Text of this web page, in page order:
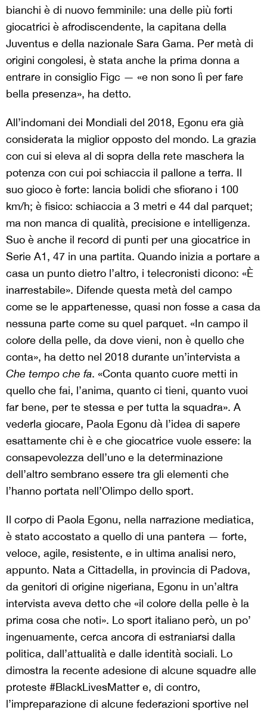
bianchi è di nuovo femminile: una delle più forti
giocatrici è afrodiscendente, la capitana della
Juventus e della nazionale Sara Gama. Per metà di
origini congolesi, è stata anche la prima donna a
entrare in consiglio Figc — «e non sono lì per fare
bella presenza», ha detto.
All’indomani dei Mondiali del 2018, Egonu era già
considerata la miglior opposto del mondo. La grazia
con cui si eleva al di sopra della rete maschera la
potenza con cui poi schiaccia il pallone a terra. Il
suo gioco è forte: lancia bolidi che sfiorano i 100
km/h; è fisico: schiaccia a 3 metri e 44 dal parquet;
ma non manca di qualità, precisione e intelligenza.
Suo è anche il record di punti per una giocatrice in
Serie A1, 47 in una partita. Quando inizia a portare a
casa un punto dietro l’altro, i telecronisti dicono: «È
inarrestabile». Difende questa metà del campo
come se le appartenesse, quasi non fosse a casa da
nessuna parte come su quel parquet. «In campo il
colore della pelle, da dove vieni, non è quello che
conta», ha detto nel 2018 durante un’intervista a
Che tempo che fa. «Conta quanto cuore metti in
quello che fai, l’anima, quanto ci tieni, quanto vuoi
far bene, per te stessa e per tutta la squadra». A
vederla giocare, Paola Egonu dà l’idea di sapere
esattamente chi è e che giocatrice vuole essere: la
consapevolezza dell’uno e la determinazione
dell’altro sembrano essere tra gli elementi che
l’hanno portata nell’Olimpo dello sport.
Il corpo di Paola Egonu, nella narrazione mediatica,
è stato accostato a quello di una pantera — forte,
veloce, agile, resistente, e in ultima analisi nero,
appunto. Nata a Cittadella, in provincia di Padova,
da genitori di origine nigeriana, Egonu in un’altra
intervista aveva detto che «il colore della pelle è la
prima cosa che noti». Lo sport italiano però, un po’
ingenuamente, cerca ancora di estraniarsi dalla
politica, dall’attualità e dalle identità sociali. Lo
dimostra la recente adesione di alcune squadre alle
proteste #BlackLivesMatter e, di contro,
l’impreparazione di alcune federazioni sportive nel